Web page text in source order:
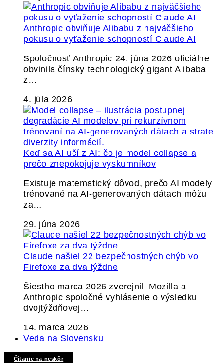
Anthropic obviňuje Alibabu z najväčšieho
pokusu o vyťaženie schopností Claude AI
Spoločnosť Anthropic 24. júna 2026 oficiálne
obvinila čínsky technologický gigant Alibaba
z…
4. júla 2026
Keď sa AI učí z AI: čo je model collapse a
prečo znepokojuje výskumníkov
Existuje matematický dôvod, prečo AI modely
trénované na AI-generovaných dátach môžu
za…
29. júna 2026
Claude našiel 22 bezpečnostných chýb vo
Firefoxe za dva týždne
Šiestho marca 2026 zverejnili Mozilla a
Anthropic spoločné vyhlásenie o výsledku
dvojtýždňovej…
14. marca 2026
Veda na Slovensku
Čítanie na neskôr